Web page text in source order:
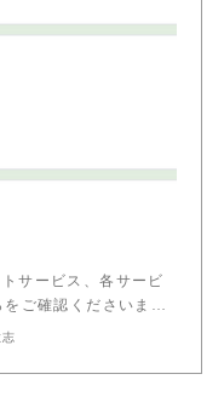
サービス、各サービ
ご確認くださいま…